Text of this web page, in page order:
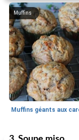
Muffins
Marques de confiance: